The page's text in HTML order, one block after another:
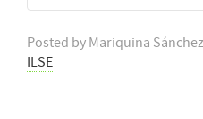
Posted by Mariquina Sánchez
ILSE